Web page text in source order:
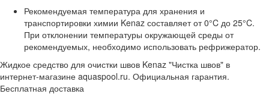
Рекомендуемая температура для хранения и
транспортировки химии Kenaz составляет от 0°C до 25°C.
При отклонении температуры окружающей среды от
рекомендуемых, необходимо использовать рефрижератор.
Жидкое средство для очистки швов Kenaz "Чистка швов" в
интернет-магазине aquaspool.ru. Официальная гарантия.
Бесплатная доставка